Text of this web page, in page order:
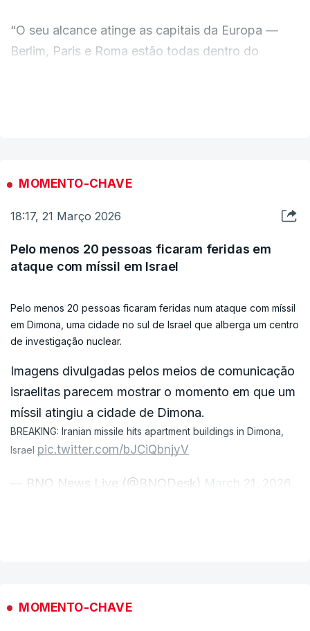
“O seu alcance atinge as capitais da Europa —
Berlim, Paris e Roma estão todas dentro do
that the Iranian regime has intentions to develop…
— Israel Defense Forces (@IDF)
MOMENTO-CHAVE
18:17, 21 Março 2026
Pelo menos 20 pessoas ficaram feridas em
ataque com míssil em Israel
Pelo menos 20 pessoas ficaram feridas num ataque com míssil
em Dimona, uma cidade no sul de Israel que alberga um centro
de investigação nuclear.
Imagens divulgadas pelos meios de comunicação
israelitas parecem mostrar o momento em que um
míssil atingiu a cidade de Dimona.
BREAKING: Iranian missile hits apartment buildings in Dimona,
Israel pic.twitter.com/bJCiQbnjyV
— BNO News Live (@BNODesk) March 21, 2026
décadas.
MOMENTO-CHAVE